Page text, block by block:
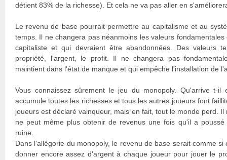
détient 83% de la richesse). Et cela ne va pas aller en
Le revenu de base pourrait permettre au capitalisme et au
temps. Il ne changera pas néanmoins les valeurs
capitaliste et qui devraient être abandonnées. Des valeurs
propriété, l'argent, le profit. Il ne changera pas
maintient dans l'état de manque et qui empêche l'installation de
Vous connaissez sûrement le jeu du monopoly. Qu'arrive t-
accumule toutes les richesses et tous les autres joueurs font
joueurs est déclaré vainqueur, mais en fait, tout le monde perd.
ne peut même plus obtenir de revenus une fois qu'il a
ruine.
Dans l'allégorie du monopoly, le revenu de base serait comme
donner encore assez d'argent à chaque joueur pour jouer le